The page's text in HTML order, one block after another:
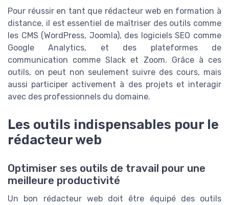
Pour réussir en tant que rédacteur web en formation à
distance, il est essentiel de maîtriser des outils comme
les CMS (WordPress, Joomla), des logiciels SEO comme
Google Analytics, et des plateformes de
communication comme Slack et Zoom. Grâce à ces
outils, on peut non seulement suivre des cours, mais
aussi participer activement à des projets et interagir
avec des professionnels du domaine.
Les outils indispensables pour le
rédacteur web
Optimiser ses outils de travail pour une
meilleure productivité
Un bon rédacteur web doit être équipé des outils